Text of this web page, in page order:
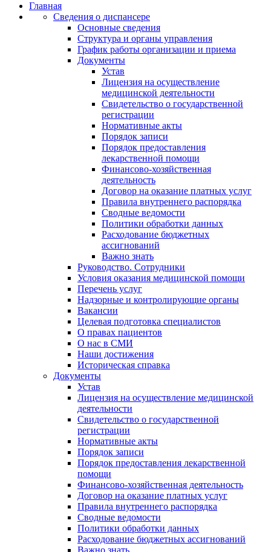
Главная
Сведения о диспансере
Основные сведения
Структура и органы управления
График работы организации и приема
Документы
Устав
Лицензия на осуществление
медицинской деятельности
Свидетельство о государственной
регистрации
Нормативные акты
Порядок записи
Порядок предоставления
лекарственной помощи
Финансово-хозяйственная
деятельность
Договор на оказание платных услуг
Правила внутреннего распорядка
Сводные ведомости
Политики обработки данных
Расходование бюджетных
ассигнований
Важно знать
Руководство. Сотрудники
Условия оказания медицинской помощи
Перечень услуг
Надзорные и контролирующие органы
Вакансии
Целевая подготовка специалистов
О правах пациентов
О нас в СМИ
Наши достижения
Историческая справка
Документы
Устав
Лицензия на осуществление медицинской
деятельности
Свидетельство о государственной
регистрации
Нормативные акты
Порядок записи
Порядок предоставления лекарственной
помощи
Финансово-хозяйственная деятельность
Договор на оказание платных услуг
Правила внутреннего распорядка
Сводные ведомости
Политики обработки данных
Расходование бюджетных ассигнований
Важно знать